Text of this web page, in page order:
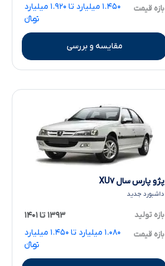
بازه قیمت
۱.۴۵۰ میلیارد تا ۱.۹۲۰ میلیارد
تومانءءء
مقایسه و بررسی
پژو پارس سال XU۷
داشبورد جدید
بازه تولید ۱۳۹۳ تا ۱۴۰۱
بازه قیمت
۱.۰۸۰ میلیارد تا ۱.۴۵۰ میلیارد
تومانءءء